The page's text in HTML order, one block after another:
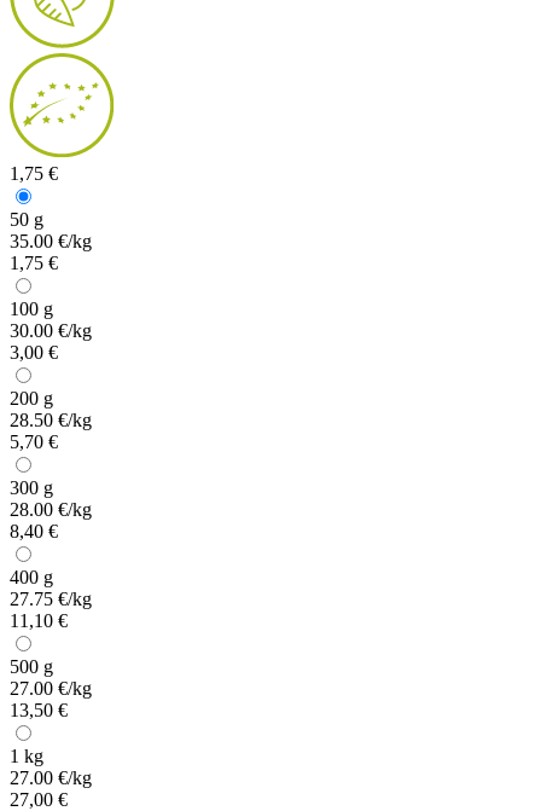
1,75 €
50 g
35.00 €/kg
1,75 €
100 g
30.00 €/kg
3,00 €
200 g
28.50 €/kg
5,70 €
300 g
28.00 €/kg
8,40 €
400 g
27.75 €/kg
11,10 €
500 g
27.00 €/kg
13,50 €
1 kg
27.00 €/kg
27,00 €